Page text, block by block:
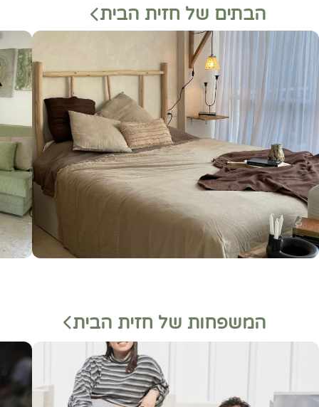
הבתים של חזית הבית
המשפחות של חזית הבית